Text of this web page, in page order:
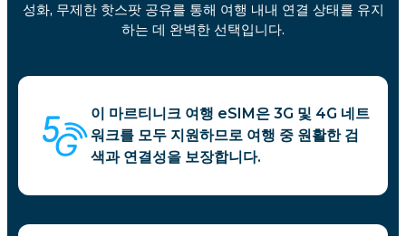
성화, 무제한 핫스팟 공유를 통해 여행 내내 연결 상태를 유지
하는 데 완벽한 선택입니다.
이 마르티니크 여행 eSIM은 3G 및 4G 네트
워크를 모두 지원하므로 여행 중 원활한 검
색과 연결성을 보장합니다.